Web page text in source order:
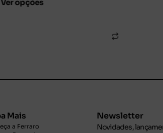
Mais
a Ferraro
Newsletter
Novidades,